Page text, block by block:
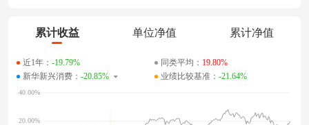
累计收益 单位净值 累计净值
近1年： -19.79% 同类平均： 19.80%
新华新兴消费： -20.85% 业绩比较基准： -21.64%